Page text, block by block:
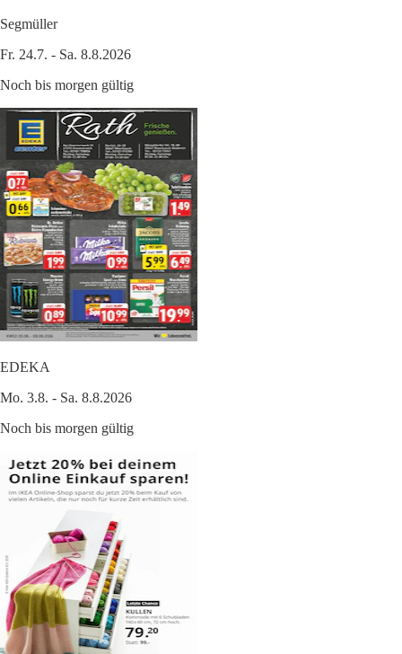
Segmüller
Fr. 24.7. - Sa. 8.8.2026
Noch bis morgen gültig
EDEKA
Mo. 3.8. - Sa. 8.8.2026
Noch bis morgen gültig